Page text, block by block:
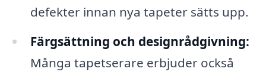
defekter innan nya tapeter sätts upp.
Färgsättning och designrådgivning:
Många tapetserare erbjuder också